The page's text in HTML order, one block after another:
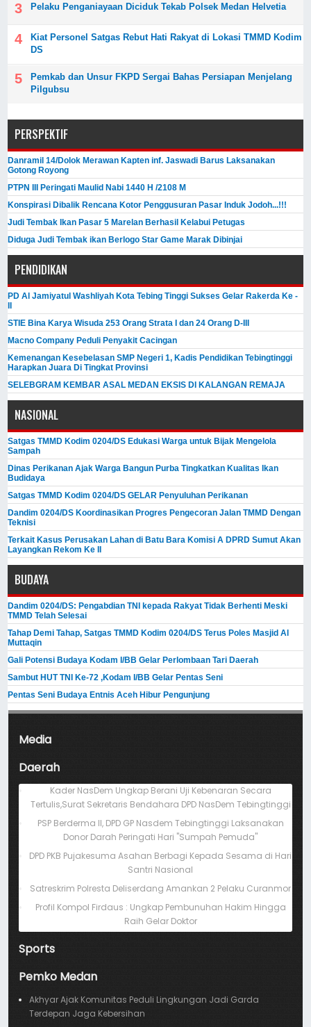
Pelaku Penganiayaan Diciduk Tekab Polsek Medan Helvetia
Kiat Personel Satgas Rebut Hati Rakyat di Lokasi TMMD Kodim
DS
Pemkab dan Unsur FKPD Sergai Bahas Persiapan Menjelang
Pilgubsu
PERSPEKTIF
Danramil 14/Dolok Merawan Kapten inf. Jaswadi Barus Laksanakan
Gotong Royong
PTPN III Peringati Maulid Nabi 1440 H /2108 M
Konspirasi Dibalik Rencana Kotor Penggusuran Pasar Induk Jodoh...!!!
Judi Tembak Ikan Pasar 5 Marelan Berhasil Kelabui Petugas
Diduga Judi Tembak ikan Berlogo Star Game Marak Dibinjai
PENDIDIKAN
PD Al Jamiyatul Washliyah Kota Tebing Tinggi Sukses Gelar Rakerda Ke -
II
STIE Bina Karya Wisuda 253 Orang Strata I dan 24 Orang D-III
Macno Company Peduli Penyakit Cacingan
Kemenangan Kesebelasan SMP Negeri 1, Kadis Pendidikan Tebingtinggi
Harapkan Juara Di Tingkat Provinsi
SELEBGRAM KEMBAR ASAL MEDAN EKSIS DI KALANGAN REMAJA
NASIONAL
Satgas TMMD Kodim 0204/DS Edukasi Warga untuk Bijak Mengelola
Sampah
Dinas Perikanan Ajak Warga Bangun Purba Tingkatkan Kualitas Ikan
Budidaya
Satgas TMMD Kodim 0204/DS GELAR Penyuluhan Perikanan
Dandim 0204/DS Koordinasikan Progres Pengecoran Jalan TMMD Dengan
Teknisi
Terkait Kasus Perusakan Lahan di Batu Bara Komisi A DPRD Sumut Akan
Layangkan Rekom Ke II
BUDAYA
Dandim 0204/DS: Pengabdian TNI kepada Rakyat Tidak Berhenti Meski ​
TMMD Telah Selesai
Tahap Demi Tahap, Satgas TMMD Kodim 0204/DS Terus Poles Masjid Al
Muttaqin
Gali Potensi Budaya Kodam I/BB Gelar Perlombaan Tari Daerah
Sambut HUT TNI Ke-72 ,Kodam I/BB Gelar Pentas Seni
Pentas Seni Budaya Entnis Aceh Hibur Pengunjung
Media
Daerah
Kader NasDem Ungkap Berani Uji Kebenaran Secara
Tertulis,Surat Sekretaris Bendahara DPD NasDem Tebingtinggi
PSP Berderma II, DPD GP Nasdem Tebingtinggi Laksanakan
Donor Darah Peringati Hari "Sumpah Pemuda"
DPD PKB Pujakesuma Asahan Berbagi Kepada Sesama di Hari
Santri Nasional
Satreskrim Polresta Deliserdang Amankan 2 Pelaku Curanmor
Profil Kompol Firdaus : Ungkap Pembunuhan Hakim Hingga
Raih Gelar Doktor
Sports
Pemko Medan
Akhyar Ajak Komunitas Peduli Lingkungan Jadi Garda
Terdepan Jaga Kebersihan